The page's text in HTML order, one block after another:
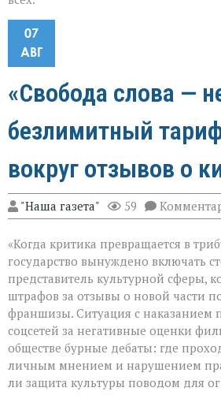
07
АВГ
«Свобода слова —
безлимитный
вокруг отзывов о
"Наша газета" 59
«Когда критика превращается в
государство вынуждено включать
представитель культурной сферы,
штрафов за отзывы о новой части
франшизы. Ситуация с наказанием
соцсетей за негативные оценки
обществе бурные дебаты: где
личным мнением и нарушением
ли защита культуры поводом для